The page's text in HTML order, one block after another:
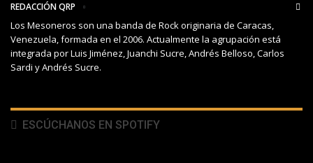
REDACCIÓN QRP
Los Mesoneros son una banda de Rock originaria de Caracas,
Venezuela, formada en el 2006. Actualmente la agrupación está
integrada por Luis Jiménez, Juanchi Sucre, Andrés Belloso, Carlos
Sardi y Andrés Sucre.
ESCÚCHANOS EN SPOTIFY